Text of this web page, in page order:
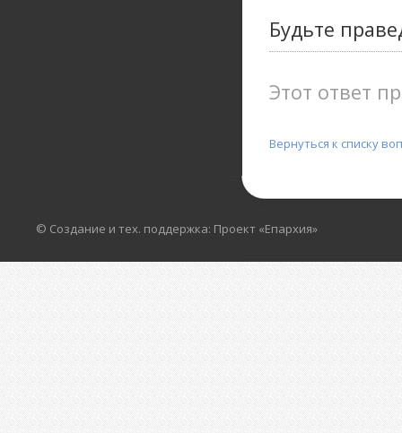
Будьте
Этот ответ
Вернуться к списку
© Создание и тех. поддержка: Проект «Епархия»